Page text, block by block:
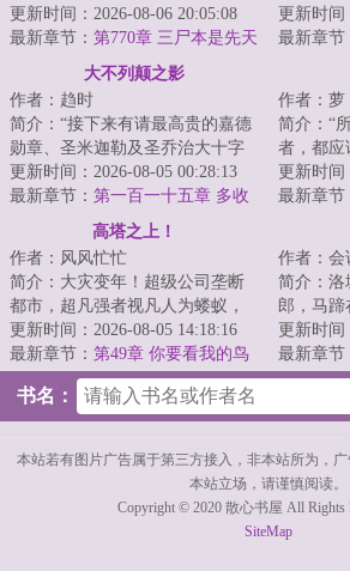
预言：真武传道七十三，因凡应
劫后人参。“...
更新时间：2026-08-06 20:05:08
最新章节： 第770章 三尸本是先天
祸！未来元宫之主
生巧的
能。这面
更新时间
最新章节
大不列颠之影
作者：趋时
简介：“接下来有请最高贵的嘉德
勋章、圣米迦勒及圣乔治大十字
骑士勋章、巴斯大十字骑士勋
章、维多利亚十...
更新时间：2026-08-05 00:28:13
最新章节： 第一百一十五章 多收
作者：萝
简介：“
者，都应
无墙。”“
至高的神
更新时间
最新章节
高塔之上！
作者：风风忙忙
简介：大灾变年！超级公司垄断
都市，超凡强者视凡人为蝼蚁，
上升的通道已被彻底控制。修仙
者们装载【外置...
更新时间：2026-08-05 14:18:16
最新章节： 第49章 你要看我的鸟
作者：会
简介：洛
郎，马
响。他仿
物，从云
更新时间
最新章节
书名：
本站若有图片广告属于第三方接入，非本站所为，
本站立场，请谨慎阅读。
Copyright © 2020 散心书屋 All Rights
SiteMap